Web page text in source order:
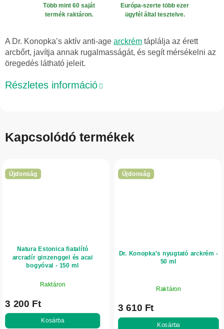
Több mint 60 saját
termék raktáron.
Európa-szerte több ezer
ügyfél által tesztelve.
A Dr. Konopka’s aktív anti-age arckrém táplálja az érett
arcbőrt, javítja annak rugalmasságát, és segít mérsékelni az
öregedés látható jeleit.
Részletes információ
Kapcsolódó termékek
Újdonság
Natura Estonica fiatalító
arcradír ginzenggel és acai
bogyóval - 150 ml
Raktáron
3 200 Ft
Kosárba
Újdonság
Dr. Konopka’s nyugtató arckrém -
50 ml
Raktáron
3 610 Ft
Kosárba